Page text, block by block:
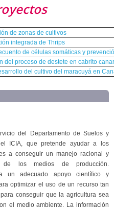
de zonas de cultivos
integrada de Thrips
de células somáticas y
proceso de destete en cabrito
del cultivo del maracuyá en
del Departamento de Suelos y
ICIA, que pretende ayudar a los
a conseguir un manejo racional y
de los medios de producción.
un adecuado apoyo científico y
optimizar el uso de un recurso tan
conseguir que la agricultura sea
el medio ambiente. La información